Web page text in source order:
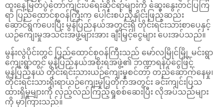
ထူးနေ့မြတ်ပွဲတော်ကျင်းပရေးဆိုင်ရာများကို ဆွေးနွေးတင်ပြကြ
ရာ ပြည်ထောင်စုဝန်ကြီးက ပေါင်းစပ်ညှိနှိုင်းဖြည့်ဆည်း
ဆောင်ရွက်ပေးပြီး မွန်ပြည်နယ်အတွင်းရှိ တိုင်းရင်းသားစာပေနှင့်
ယဉ်ကျေးမှုအသင်းအဖွဲ့များအား ချီးမြှင့်ငွေများ ပေးအပ်သည်။
မွန်းလွဲပိုင်းတွင် ပြည်ထောင်စုဝန်ကြီးသည် မော်လမြိုင်မြို့ မင်းရွာ
ကျေးရွာတွင် မွန်ပြည်နယ်အစိုးရအဖွဲ့၏ ဘဏ္ဍာရန်ပုံငွေဖြင့်
မွန်ပြည်နယ် တိုင်းရင်းသားယဉ်ကျေးမှုစင်တာ တည်ဆောက်နေမှု၊
တိုင်းရင်းသားရိုးရာယဉ်ကျေးမှုပြတိုက်အတွင်း ခင်းကျင်းပြသ
ထားရှိမှုများကို လှည့်လည်ကြည့်ရှုစစ်ဆေးပြီး လိုအပ်သည်များ
ကို မှာကြားသည်။